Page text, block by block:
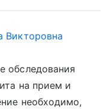
Викторовна
обследования
на прием и
необходимо,